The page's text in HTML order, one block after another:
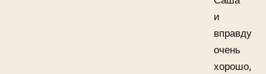
и
вправду
очень
хорошо,